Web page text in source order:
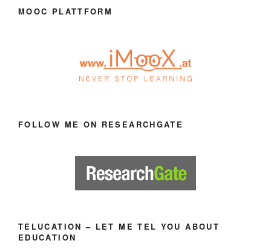
MOOC PLATTFORM
FOLLOW ME ON RESEARCHGATE
TELUCATION – LET ME TEL YOU ABOUT
EDUCATION